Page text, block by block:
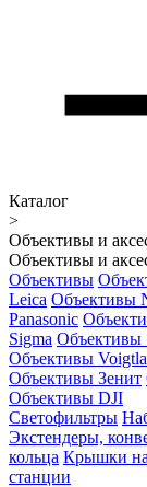
Каталог
>
Объективы и
Объективы и
Объективы
Leica Объективы
Panasonic
Sigma Объективы
Объективы
Объективы Зенит
Объективы DJI
Светофильтры
Экстендеры,
кольца Крышки
станции